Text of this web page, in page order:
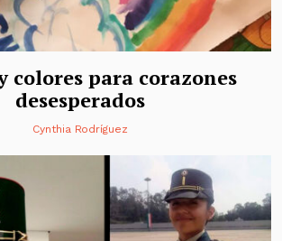
colores para corazones
desesperados
Cynthia Rodríguez